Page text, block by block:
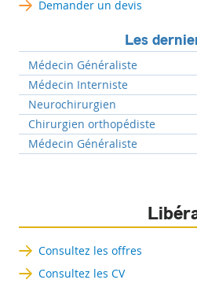
Demander un devis
Les
Médecin Généraliste
Médecin Interniste
Neurochirurgien
Chirurgien orthopédiste
Médecin Généraliste
Consultez les offres
Consultez les CV